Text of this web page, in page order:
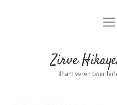
Yasal
Zirve
İlham veren